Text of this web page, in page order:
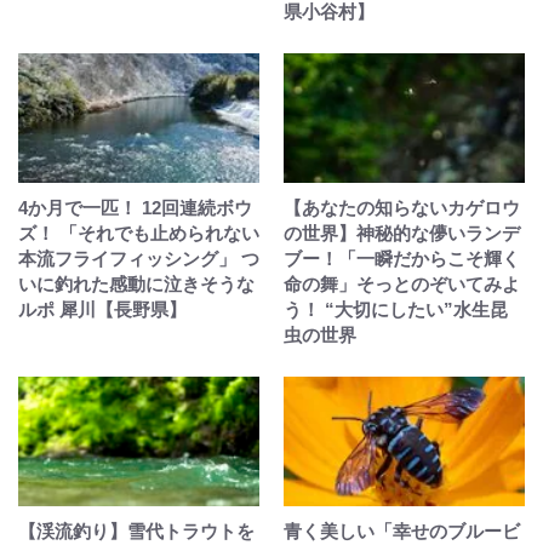
県小谷村】
4か月で一匹！ 12回連続ボウ
ズ！ 「それでも止められない
本流フライフィッシング」 つ
いに釣れた感動に泣きそうな
ルポ 犀川【長野県】
【あなたの知らないカゲロウ
の世界】神秘的な儚いランデ
ブー！「一瞬だからこそ輝く
命の舞」そっとのぞいてみよ
う！ “大切にしたい”水生昆
虫の世界
【渓流釣り】雪代トラウトを
青く美しい「幸せのブルービ